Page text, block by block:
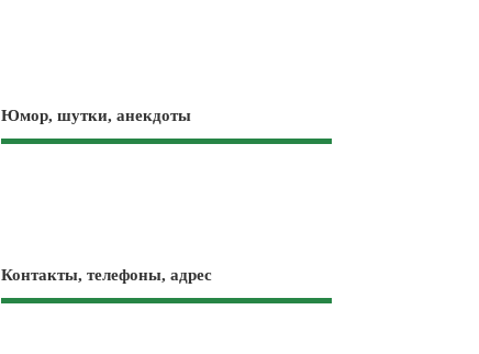
Юмор, шутки, анекдоты
Контакты, телефоны, адрес